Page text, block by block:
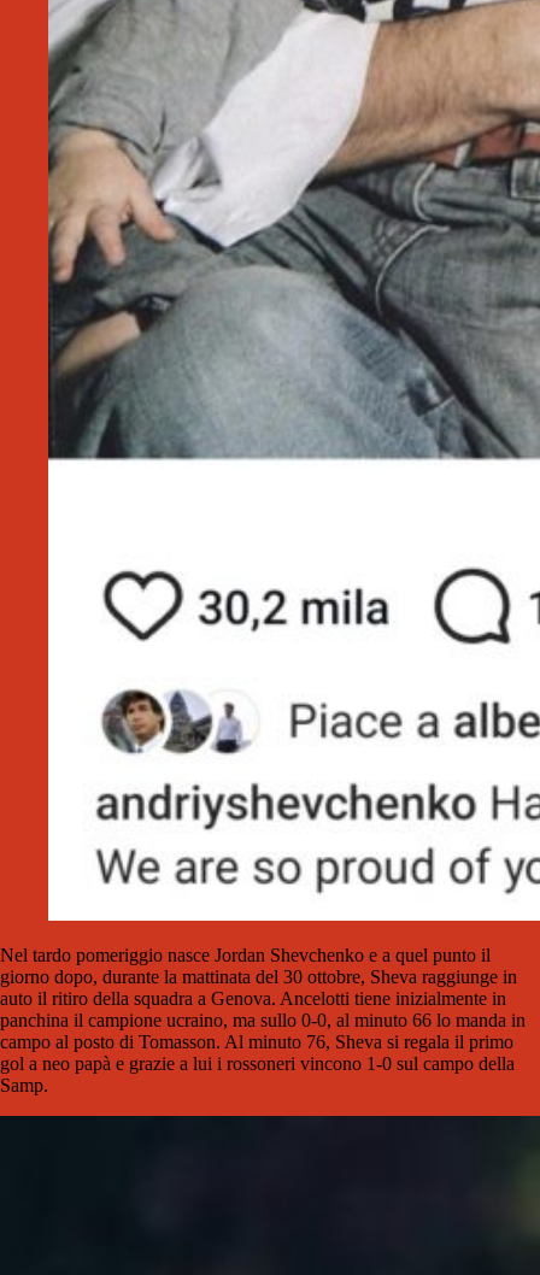
Nel tardo pomeriggio nasce Jordan Shevchenko e a quel punto il
giorno dopo, durante la mattinata del 30 ottobre, Sheva raggiunge in
auto il ritiro della squadra a Genova. Ancelotti tiene inizialmente in
panchina il campione ucraino, ma sullo 0-0, al minuto 66 lo manda in
campo al posto di Tomasson. Al minuto 76, Sheva si regala il primo
gol a neo papà e grazie a lui i rossoneri vincono 1-0 sul campo della
Samp.